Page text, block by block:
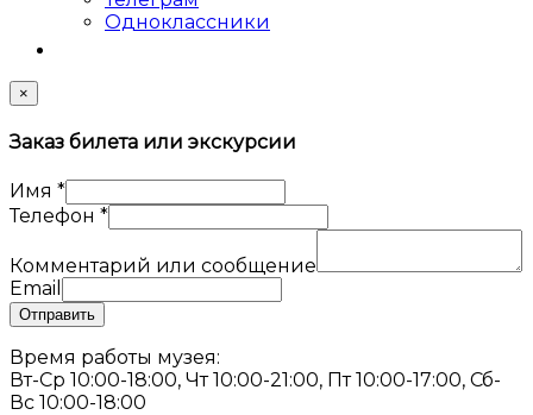
Одноклассники
×
Заказ билета или экскурсии
Имя *
Телефон *
Комментарий или сообщение
Email
Отправить
Время работы музея:
Вт-Ср 10:00-18:00, Чт 10:00-21:00, Пт 10:00-17:00, Сб-
Вс 10:00-18:00